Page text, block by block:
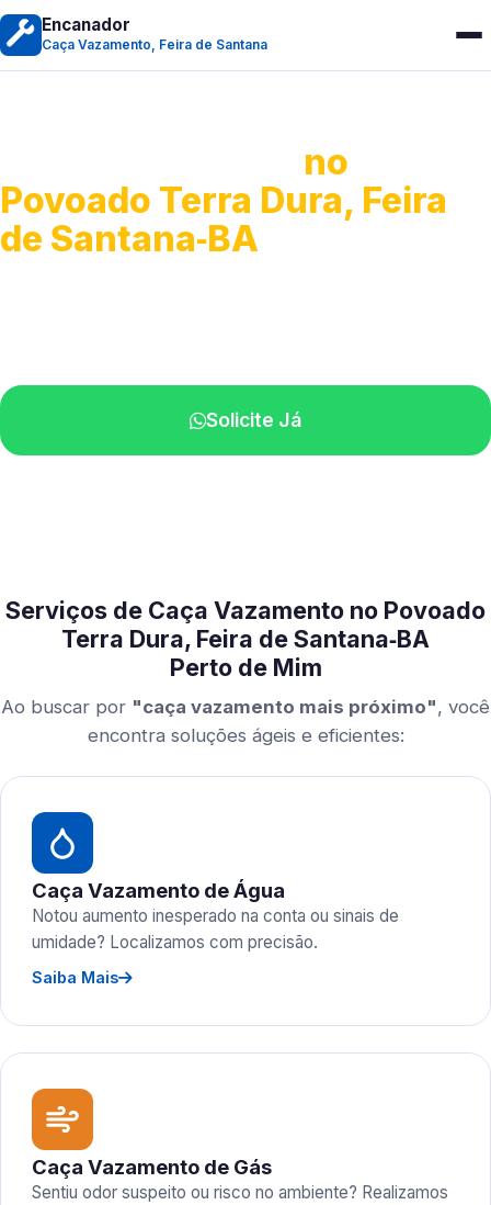
Encanador
Caça Vazamento, Feira de Santana
no
Povoado Terra Dura, Feira
de Santana‑BA
Solicite Já
Serviços de Caça Vazamento no Povoado
Terra Dura, Feira de Santana‑BA
Perto de Mim
Ao buscar por "caça vazamento mais próximo", você
encontra soluções ágeis e eficientes:
Caça Vazamento de Água
Notou aumento inesperado na conta ou sinais de
umidade? Localizamos com precisão.
Saiba Mais
Caça Vazamento de Gás
Sentiu odor suspeito ou risco no ambiente? Realizamos